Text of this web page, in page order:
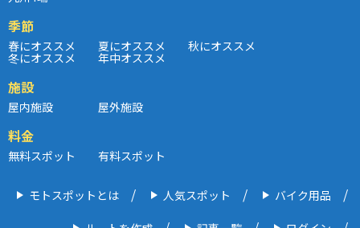
季節
春にオススメ 夏にオススメ 秋にオススメ
冬にオススメ 年中オススメ
施設
屋内施設 屋外施設
料金
無料スポット 有料スポット
モトスポットとは 人気スポット バイク用品